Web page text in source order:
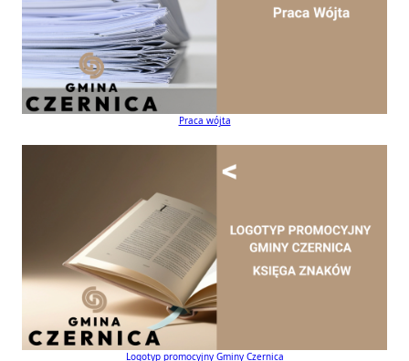
Praca wójta
Logotyp promocyjny Gminy Czernica